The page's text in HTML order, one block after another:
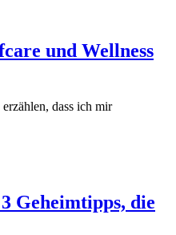
und Wellness
dass ich mir
Geheimtipps, die